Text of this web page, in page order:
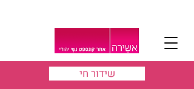
שידור חי